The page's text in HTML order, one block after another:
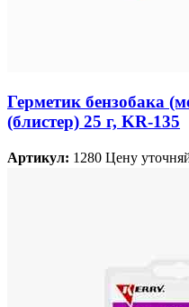
Герметик бензобака
(блистер) 25 г, KR-135
Артикул: 1280 Цену